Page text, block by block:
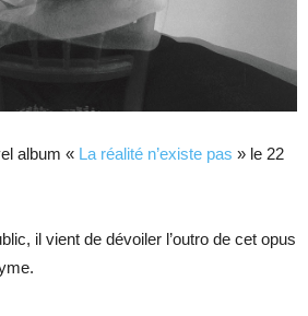
album « La réalité n’existe pas » le 22
il vient de dévoiler l’outro de cet opus